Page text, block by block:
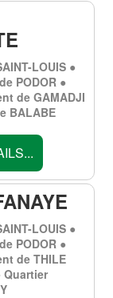
LOUIS ●
PODOR ●
de GAMADJI
BALABE
LOUIS ●
PODOR ●
de THILE
Quartier